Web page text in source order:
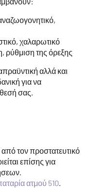
χαλαρωτικό
ρύθμιση της όρεξης
αλλά και
για να
σας.
τον προστατευτικό
επίσης για
ατμού 510